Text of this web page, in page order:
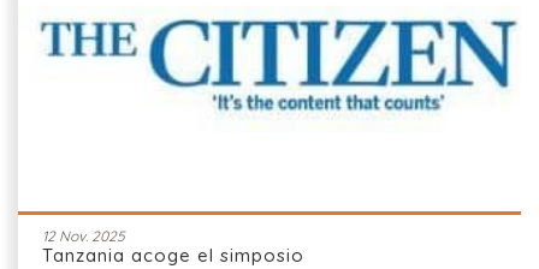
12 Nov. 2025
Tanzania acoge el simposio